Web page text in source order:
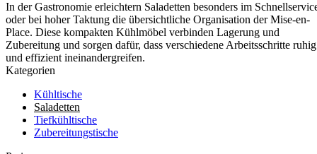
In der Gastronomie erleichtern Saladetten besonders im
oder bei hoher Taktung die übersichtliche Organisation der Mise-en-
Place. Diese kompakten Kühlmöbel verbinden Lagerung und
Zubereitung und sorgen dafür, dass verschiedene Arbeitsschritte ruhig
und effizient ineinandergreifen.
Kategorien
Kühltische
Saladetten
Tiefkühltische
Zubereitungstische